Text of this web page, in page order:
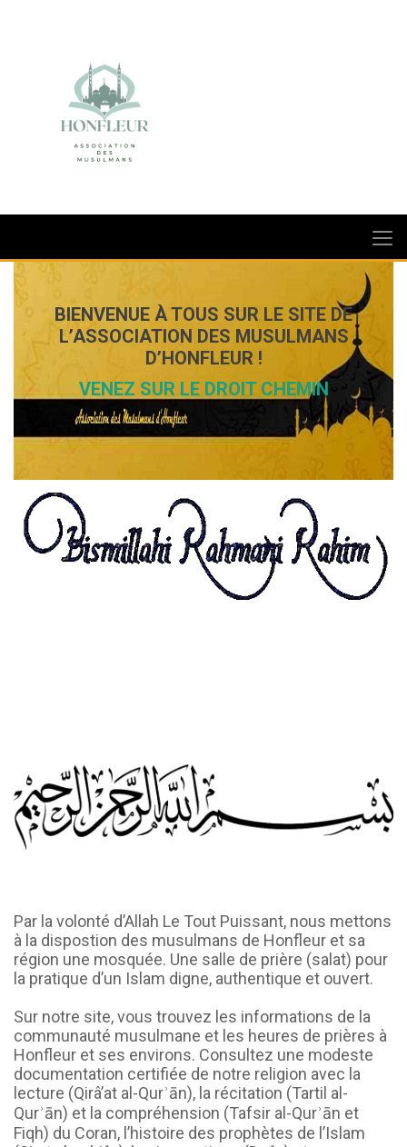
BIENVENUE À TOUS SUR LE SITE DE
L’ASSOCIATION DES MUSULMANS
D’HONFLEUR !
VENEZ SUR LE DROIT CHEMIN
Par la volonté d’Allah Le Tout Puissant, nous mettons
à la dispostion des musulmans de Honfleur et sa
région une mosquée. Une salle de prière (salat) pour
la pratique d’un Islam digne, authentique et ouvert.
Sur notre site, vous trouvez les informations de la
communauté musulmane et les heures de prières à
Honfleur et ses environs. Consultez une modeste
documentation certifiée de notre religion avec la
lecture (Qirâ’at al-Qurʾān), la récitation (Tartil al-
Qurʾān) et la compréhension (Tafsir al-Qurʾān et
Fiqh) du Coran, l’histoire des prophètes de l’Islam